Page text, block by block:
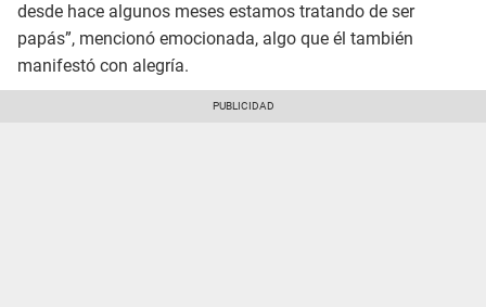
desde hace algunos meses estamos tratando de ser
papás”, mencionó emocionada, algo que él también
manifestó con alegría.